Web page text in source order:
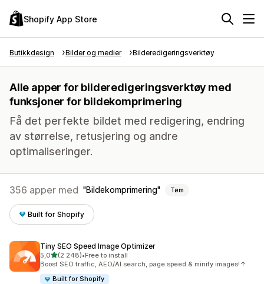
Shopify App Store
Butikkdesign Bilder og medier Bilderedigeringsverktøy
Alle apper for bilderedigeringsverktøy med
funksjoner for bildekomprimering
Få det perfekte bildet med redigering, endring
av størrelse, retusjering og andre
optimaliseringer.
356 apper med Bildekomprimering Tøm
Built for Shopify
Tiny SEO Speed Image Optimizer
5,0av 5 stjerner
(2 248)
Totalt 2248 omtaler
•Free to install
Boost SEO traffic, AEO/AI search, page speed & minify images!↑
Built for Shopify